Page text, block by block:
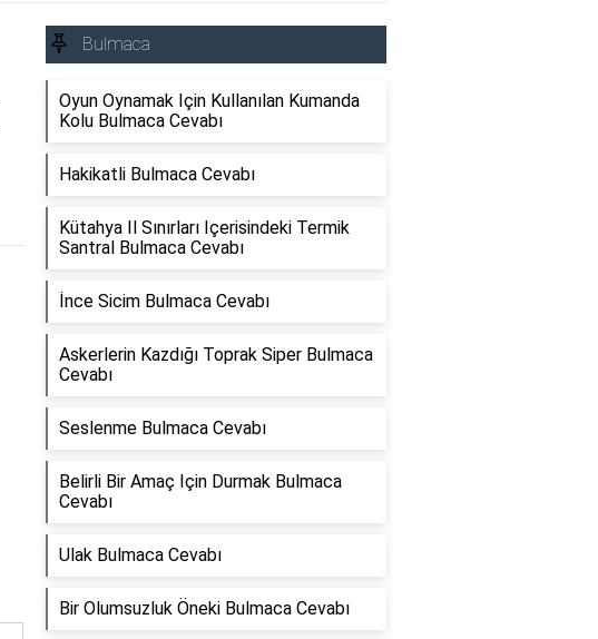
Bulmaca
Oyun Oynamak Için Kullanılan Kumanda
Kolu Bulmaca Cevabı
Hakikatli Bulmaca Cevabı
Kütahya Il Sınırları Içerisindeki Termik
Santral Bulmaca Cevabı
İnce Sicim Bulmaca Cevabı
Askerlerin Kazdığı Toprak Siper Bulmaca
Cevabı
Seslenme Bulmaca Cevabı
Belirli Bir Amaç Için Durmak Bulmaca
Cevabı
Ulak Bulmaca Cevabı
Bir Olumsuzluk Öneki Bulmaca Cevabı